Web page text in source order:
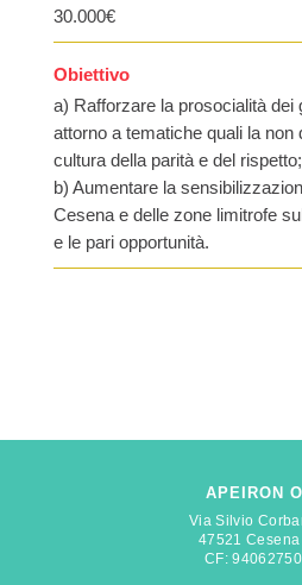
30.000€
Obiettivo
a) Rafforzare la prosocialità dei
attorno a tematiche quali la non
cultura della parità e del rispetto;
b) Aumentare la
Cesena e delle zone limitrofe
e le pari opportunità.
APEIRON
Via Silvio
47521 Cesena
CF: